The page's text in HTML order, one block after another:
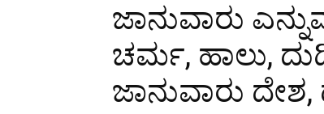
ಜಾನುವಾರು
ಚರ್ಮ, ಹಾಲು,
ಜಾನುವಾರು